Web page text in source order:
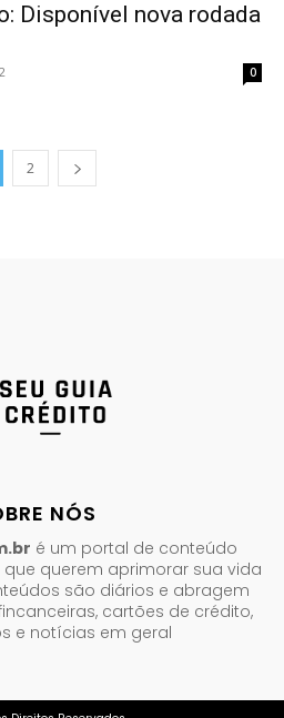
Disponível nova rodada
0
2
NÓS
é um portal de conteúdo
querem aprimorar sua vida
são diários e abragem
cartões de crédito,
e notícias em geral